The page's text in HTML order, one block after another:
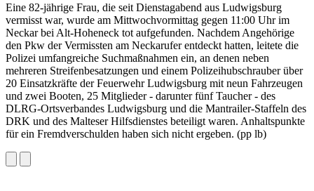
Eine 82-jährige Frau, die seit Dienstagabend aus Ludwigsburg
vermisst war, wurde am Mittwochvormittag gegen 11:00 Uhr im
Neckar bei Alt-Hoheneck tot aufgefunden. Nachdem Angehörige
den Pkw der Vermissten am Neckarufer entdeckt hatten, leitete die
Polizei umfangreiche Suchmaßnahmen ein, an denen neben
mehreren Streifenbesatzungen und einem Polizeihubschrauber über
20 Einsatzkräfte der Feuerwehr Ludwigsburg mit neun Fahrzeugen
und zwei Booten, 25 Mitglieder - darunter fünf Taucher - des
DLRG-Ortsverbandes Ludwigsburg und die Mantrailer-Staffeln des
DRK und des Malteser Hilfsdienstes beteiligt waren. Anhaltspunkte
für ein Fremdverschulden haben sich nicht ergeben. (pp lb)